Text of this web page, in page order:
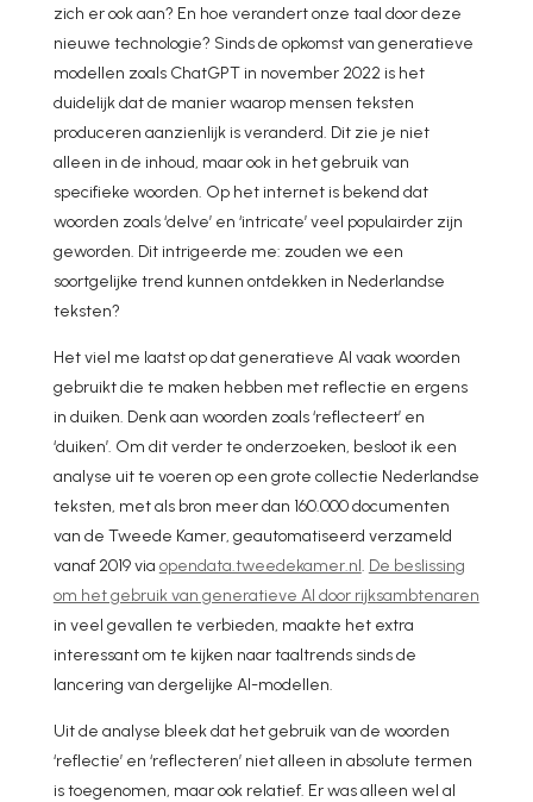
zich er ook aan? En hoe verandert onze taal door deze
nieuwe technologie? Sinds de opkomst van generatieve
modellen zoals ChatGPT in november 2022 is het
duidelijk dat de manier waarop mensen teksten
produceren aanzienlijk is veranderd. Dit zie je niet
alleen in de inhoud, maar ook in het gebruik van
specifieke woorden. Op het internet is bekend dat
woorden zoals ‘delve’ en ‘intricate’ veel populairder zijn
geworden. Dit intrigeerde me: zouden we een
soortgelijke trend kunnen ontdekken in Nederlandse
teksten?
Het viel me laatst op dat generatieve AI vaak woorden
gebruikt die te maken hebben met reflectie en ergens
in duiken. Denk aan woorden zoals ‘reflecteert’ en
‘duiken’. Om dit verder te onderzoeken, besloot ik een
analyse uit te voeren op een grote collectie Nederlandse
teksten, met als bron meer dan 160.000 documenten
van de Tweede Kamer, geautomatiseerd verzameld
vanaf 2019 via opendata.tweedekamer.nl. De beslissing
om het gebruik van generatieve AI door rijksambtenaren
in veel gevallen te verbieden, maakte het extra
interessant om te kijken naar taaltrends sinds de
lancering van dergelijke AI-modellen.
Uit de analyse bleek dat het gebruik van de woorden
‘reflectie’ en ‘reflecteren’ niet alleen in absolute termen
is toegenomen, maar ook relatief. Er was alleen wel al